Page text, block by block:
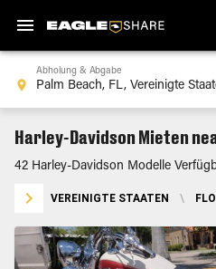
Abholung & Abgabe
Harley-Davidson Mieten
42 Harley-Davidson Modelle
VEREINIGTE STAATEN \